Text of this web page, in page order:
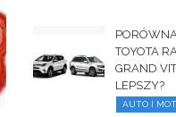
TOYOTA
GRAND
LEPSZY?
AUTO I